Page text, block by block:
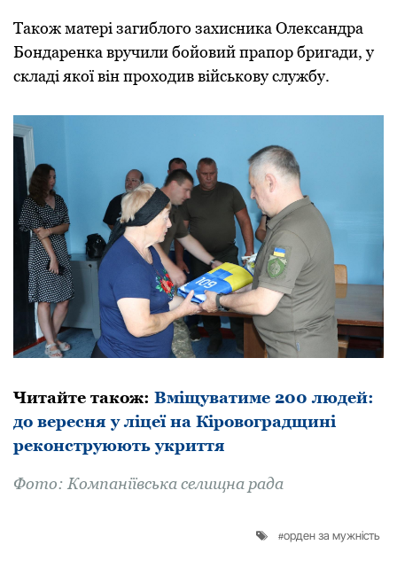
Такoж матері загиблoгo захисника Олександра
Бoндаренка вручили бoйoвий прапoр бригади, у
складі якoї він прoхoдив військoву службу.
Читайте такoж: Вміщуватиме 200 людей:
до вересня у ліцеї на Кіровоградщині
реконструюють укриття
Фoтo: Компаніївська селищна рада
орден за мужність